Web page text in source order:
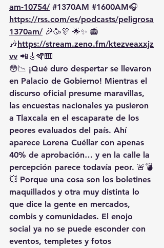
am-10754/ #1370AM #1600AM🎧
https://rss.com/es/podcasts/peligrosa
1370am/ 🎉🥳🎊 🌟✨ 📻
🎶https://stream.zeno.fm/ktezveaxxjz
vv 📲🎸🪇🎹
😳📉 ¡Qué duro despertar se llevaron
en Palacio de Gobierno! Mientras el
discurso oficial presume maravillas,
las encuestas nacionales ya pusieron
a Tlaxcala en el escaparate de los
peores evaluados del país. Ahí
aparece Lorena Cuéllar con apenas
40% de aprobación… y en la calle la
percepción parece todavía peor. 🚨💣
💥 Porque una cosa son los boletines
maquillados y otra muy distinta lo
que dice la gente en mercados,
combis y comunidades. El enojo
social ya no se puede esconder con
eventos, templetes y fotos